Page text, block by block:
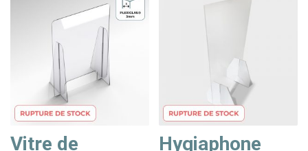
Vitre de
Hygiaphone